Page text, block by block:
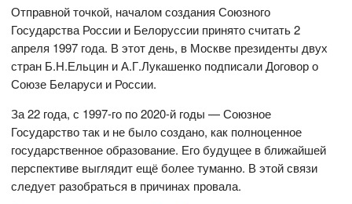
Отправной точкой, началом создания Союзного
Государства России и Белоруссии принято считать 2
апреля 1997 года. В этот день, в Москве президенты двух
стран Б.Н.Ельцин и А.Г.Лукашенко подписали Договор о
Союзе Беларуси и России.
За 22 года, с 1997-го по 2020-й годы — Союзное
Государство так и не было создано, как полноценное
государственное образование. Его будущее в ближайшей
перспективе выглядит ещё более туманно. В этой связи
следует разобраться в причинах провала.